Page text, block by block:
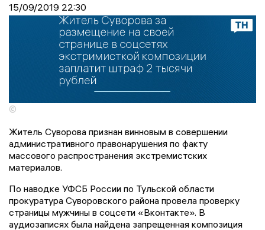
15/09/2019 22:30
©
Житель Суворова признан винновым в совершении
административного правонарушения по факту
массового распространения экстремистских
материалов.
По наводке УФСБ России по Тульской области
прокуратура Суворовского района провела проверку
страницы мужчины в соцсети «Вконтакте». В
аудиозаписях была найдена запрещенная композиция